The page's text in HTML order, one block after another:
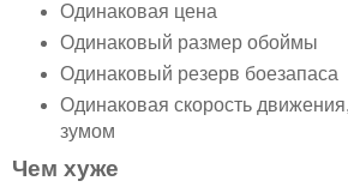
Одинаковая цена
Одинаковый размер обоймы
Одинаковый резерв боезапаса
Одинаковая скорость
зумом
Чем хуже